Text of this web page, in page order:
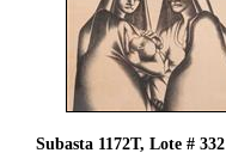
Subasta 1172T, Lote # 332